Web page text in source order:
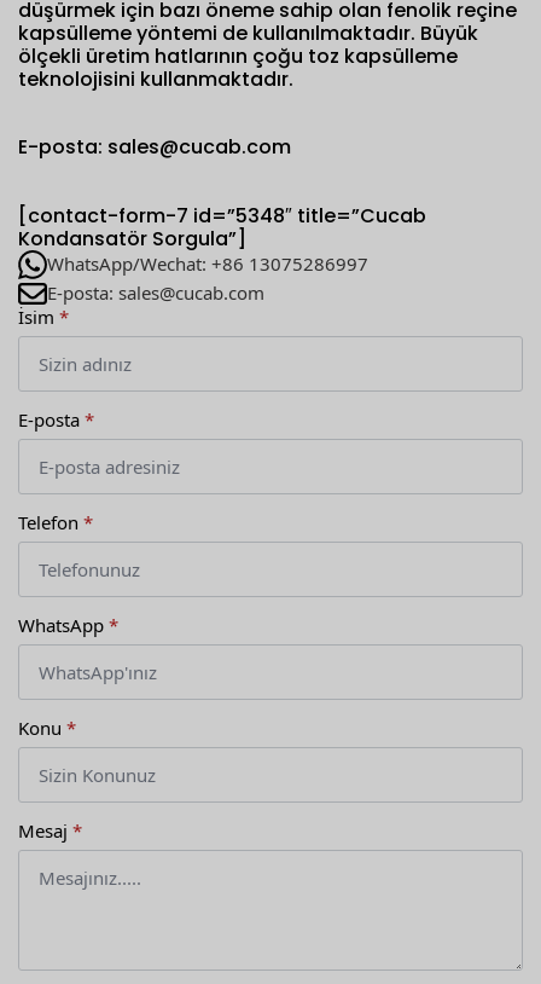
düşürmek için bazı öneme sahip olan fenolik reçine
kapsülleme yöntemi de kullanılmaktadır. Büyük
ölçekli üretim hatlarının çoğu toz kapsülleme
teknolojisini kullanmaktadır.
E-posta: sales@cucab.com
[contact-form-7 id=”5348″ title=”Cucab
Kondansatör Sorgula”]
WhatsApp/Wechat: +86 13075286997
E-posta: sales@cucab.com
İsim *
E-posta *
Telefon *
WhatsApp *
Konu *
Mesaj *